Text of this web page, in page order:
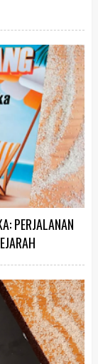
PERJALANAN